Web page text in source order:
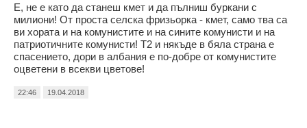
Е, не е като да станеш кмет и да пълниш буркани с
милиони! От проста селска фризьорка - кмет, само тва са
ви хората и на комунистите и на сините комунисти и на
патриотичните комунисти! Т2 и някъде в бяла страна е
спасението, дори в албания е по-добре от комунистите
оцветени в всекви цветове!
22:46 19.04.2018